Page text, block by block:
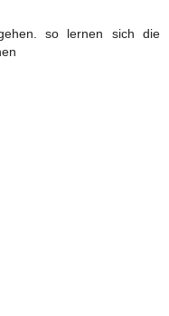
so lernen sich die